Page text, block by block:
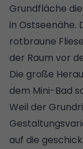
Grundfläche
in Ostseenähe.
rotbraune
der Raum vor
Die große
dem Mini-Bad
Weil der
auf die